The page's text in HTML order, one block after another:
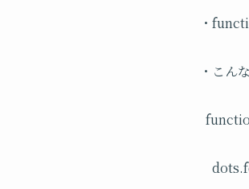
・
・こん